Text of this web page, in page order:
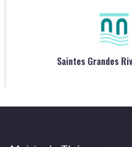
Saintes Grandes